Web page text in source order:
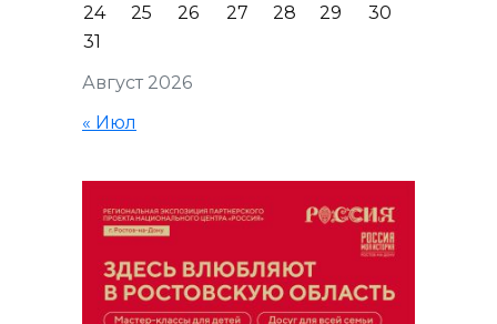
Август 2026
24
25 26 27 28 29
30
31
« Июл